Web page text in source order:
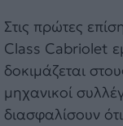
Στις πρώτες
Class Cabriolet
δοκιμάζεται
μηχανικοί
διασφαλίσουν